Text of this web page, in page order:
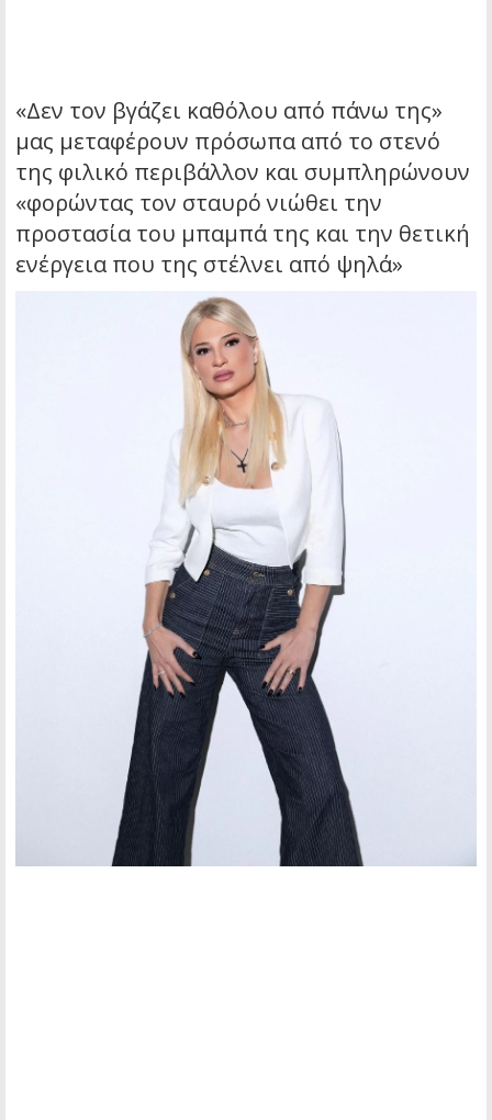
«Δεν τον βγάζει καθόλου από πάνω της»
μας μεταφέρουν πρόσωπα από το στενό
της φιλικό περιβάλλον και συμπληρώνουν
«φορώντας τον σταυρό νιώθει την
προστασία του μπαμπά της και την θετική
ενέργεια που της στέλνει από ψηλά»